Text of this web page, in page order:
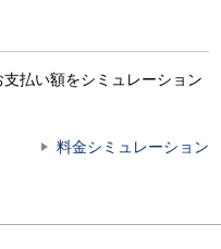
払い額をシミュレーション
料金シミュレーション